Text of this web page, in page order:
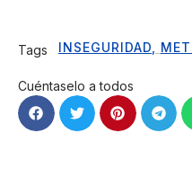
Tags INSEGURIDAD
Cuéntaselo a todos